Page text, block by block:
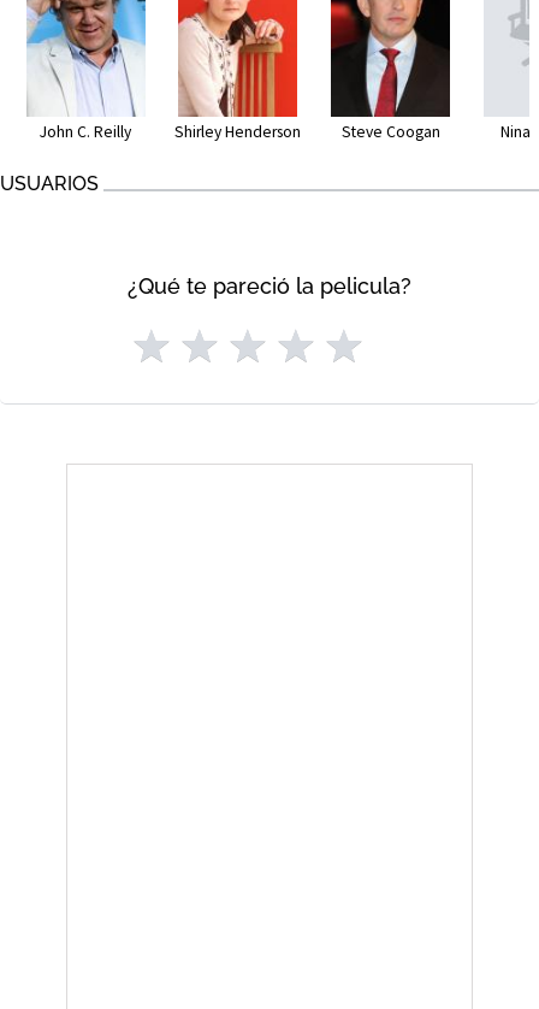
John C. Reilly Shirley Henderson Steve Coogan Nina
USUARIOS
¿Qué te pareció la pelicula?